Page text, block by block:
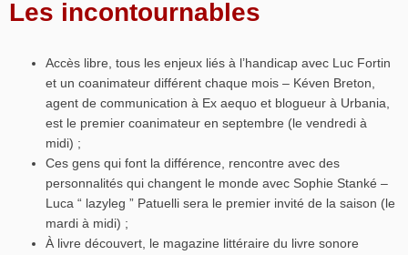
Les incontournables
Accès libre, tous les enjeux liés à l’handicap avec Luc Fortin
et un coanimateur différent chaque mois – Kéven Breton,
agent de communication à Ex aequo et blogueur à Urbania,
est le premier coanimateur en septembre (le vendredi à
midi) ;
Ces gens qui font la différence, rencontre avec des
personnalités qui changent le monde avec Sophie Stanké –
Luca “ lazyleg ” Patuelli sera le premier invité de la saison (le
mardi à midi) ;
À livre découvert, le magazine littéraire du livre sonore